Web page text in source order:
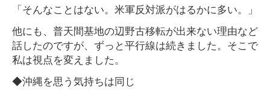
「そんなことはない。米軍反対派がはるかに多い。」
他にも、普天間基地の辺野古移転が出来ない理由など
話したのですが、ずっと平行線は続きました。そこで
私は視点を変えました。
◆沖縄を思う気持ちは同じ